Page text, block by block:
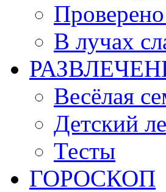
В лучах
Весёлая
Детский
Тесты
ГОРОСКОП